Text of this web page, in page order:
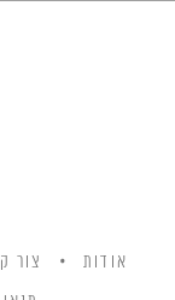
אודות צור